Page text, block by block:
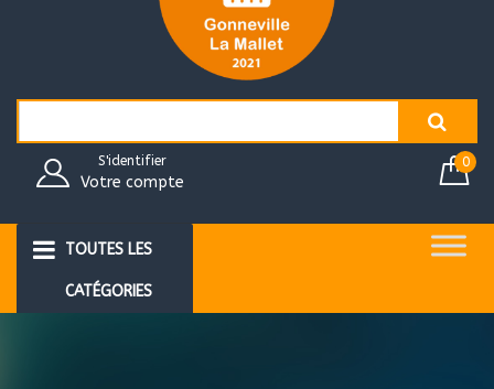
S'identifier
Votre compte
0
TOUTES LES
CATÉGORIES